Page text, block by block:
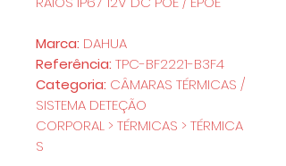
Marca: DAHUA
Referência: TPC-BF2221-B3F4
Categoria: CÂMARAS TÉRMICAS /
SISTEMA DETEÇÃO
CORPORAL > TÉRMICAS > TÉRMICA
S